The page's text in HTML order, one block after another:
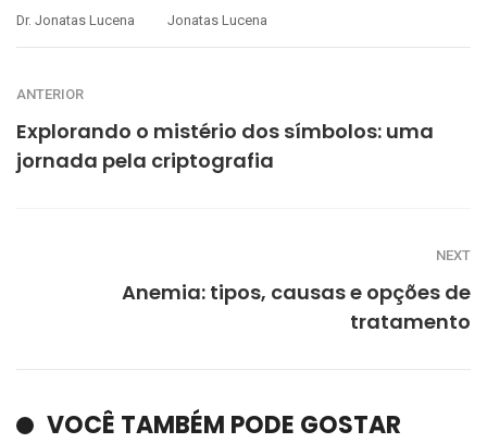
Dr. Jonatas Lucena
Jonatas Lucena
ANTERIOR
Explorando o mistério dos símbolos: uma
jornada pela criptografia
NEXT
Anemia: tipos, causas e opções de
tratamento
VOCÊ TAMBÉM PODE GOSTAR